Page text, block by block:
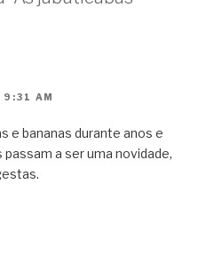
AM
e bananas durante anos e
passam a ser uma novidade,